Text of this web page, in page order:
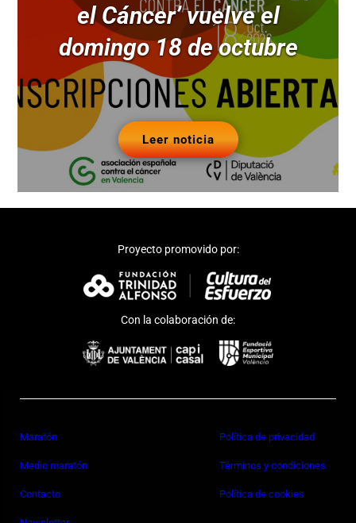
el Cáncer’ vuelve el
domingo 18 de octubre
Leer noticia
Proyecto promovido por:
Con la colaboración de:
Maratón
Medio maratón
Contacto
Política de privacidad
Términos y condiciones
Política de cookies